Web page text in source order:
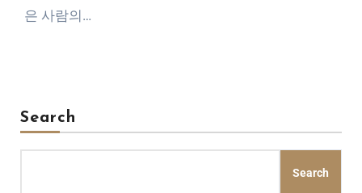
은 사람의…
Search
Search